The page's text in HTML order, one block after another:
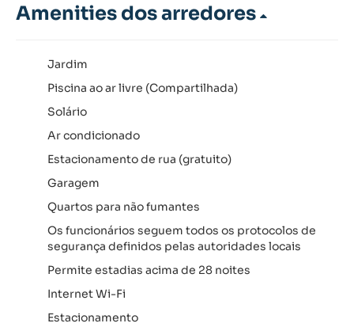
Amenities dos arredores
Jardim
Piscina ao ar livre (Compartilhada)
Solário
Ar condicionado
Estacionamento de rua (gratuito)
Garagem
Quartos para não fumantes
Os funcionários seguem todos os protocolos de
segurança definidos pelas autoridades locais
Permite estadias acima de 28 noites
Internet Wi-Fi
Estacionamento